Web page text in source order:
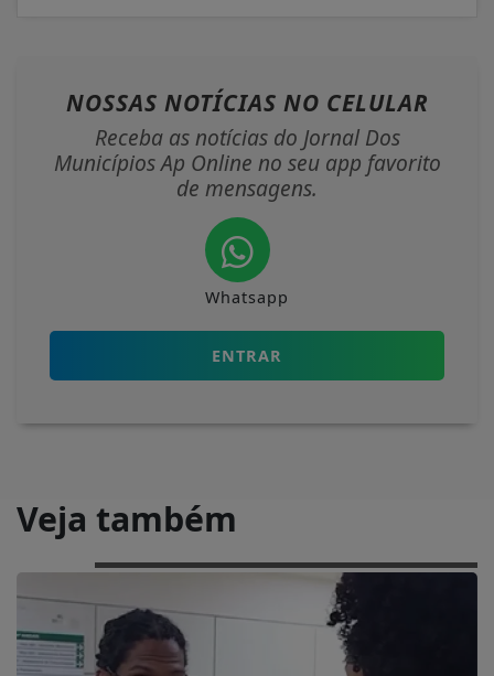
NOSSAS NOTÍCIAS NO CELULAR
Receba as notícias do Jornal Dos
Municípios Ap Online no seu app favorito
de mensagens.
Whatsapp
ENTRAR
Veja também